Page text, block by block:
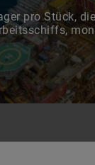
pro Stück,